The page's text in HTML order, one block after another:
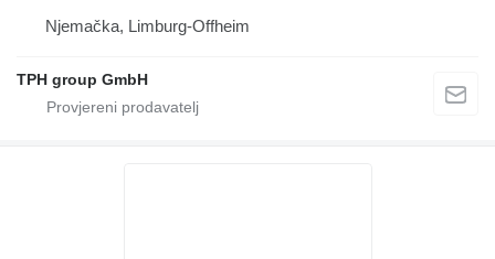
Njemačka, Limburg-Offheim
TPH group GmbH